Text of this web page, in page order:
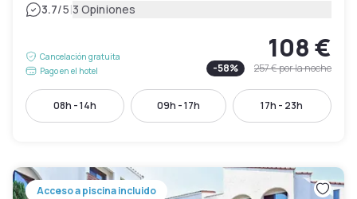
3.7/5|3 Opiniones
Cancelación gratuita
Pago en el hotel
108 €
-58% 257 €por la noche
08h - 14h 09h - 17h 17h - 23h
Acceso a piscina incluido